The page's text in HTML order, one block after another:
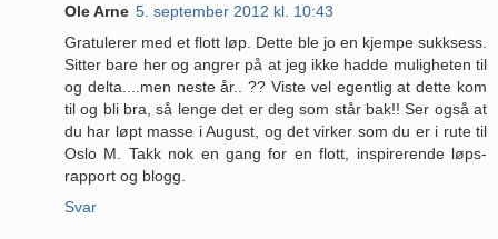
Ole Arne 5. september 2012 kl. 10:43
Gratulerer med et flott løp. Dette ble jo en kjempe sukksess.
Sitter bare her og angrer på at jeg ikke hadde muligheten til
og delta....men neste år.. ?? Viste vel egentlig at dette kom
til og bli bra, så lenge det er deg som står bak!! Ser også at
du har løpt masse i August, og det virker som du er i rute til
Oslo M. Takk nok en gang for en flott, inspirerende løps-
rapport og blogg.
Svar